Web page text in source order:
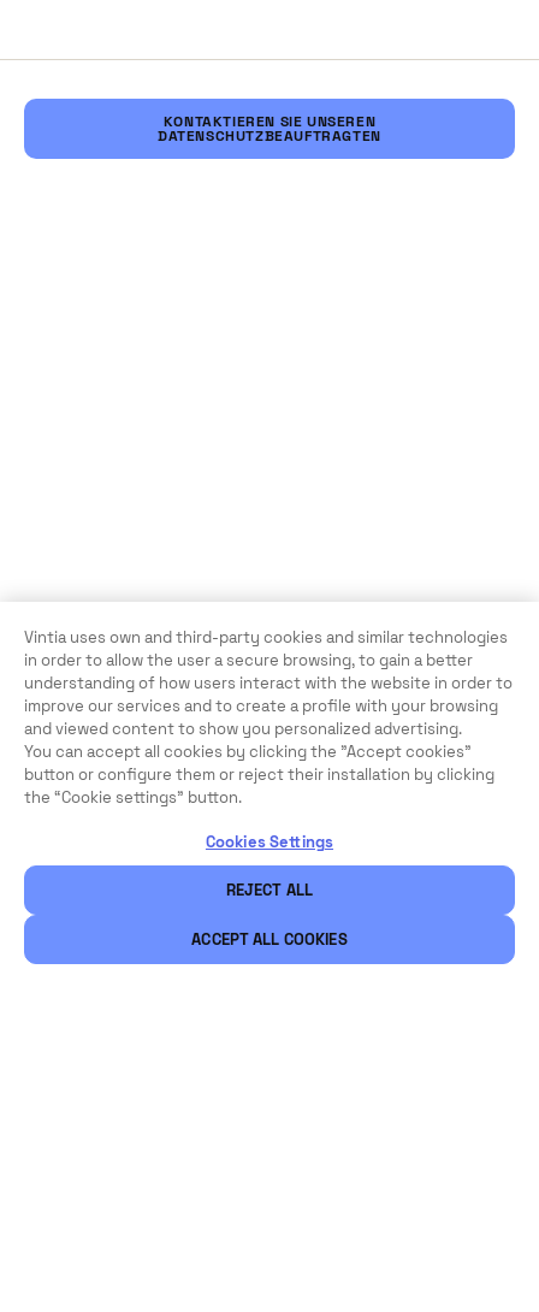
KONTAKTIEREN SIE UNSEREN
DATENSCHUTZBEAUFTRAGTEN
Vintia uses own and third-party cookies and similar technologies
in order to allow the user a secure browsing, to gain a better
understanding of how users interact with the website in order to
improve our services and to create a profile with your browsing
and viewed content to show you personalized advertising.
You can accept all cookies by clicking the "Accept cookies"
button or configure them or reject their installation by clicking
the “Cookie settings” button.
Cookies Settings
REJECT ALL
ACCEPT ALL COOKIES